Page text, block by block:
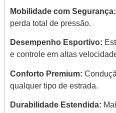
Mobilidade com Segurança:
perda total de pressão.
Desempenho Esportivo:
e controle em altas
Conforto Premium:
qualquer tipo de estrada.
Durabilidade Estendida: